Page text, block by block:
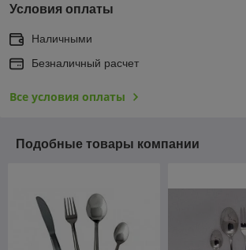
Условия оплаты
Наличными
Безналичный расчет
Все условия оплаты
Подобные товары компании